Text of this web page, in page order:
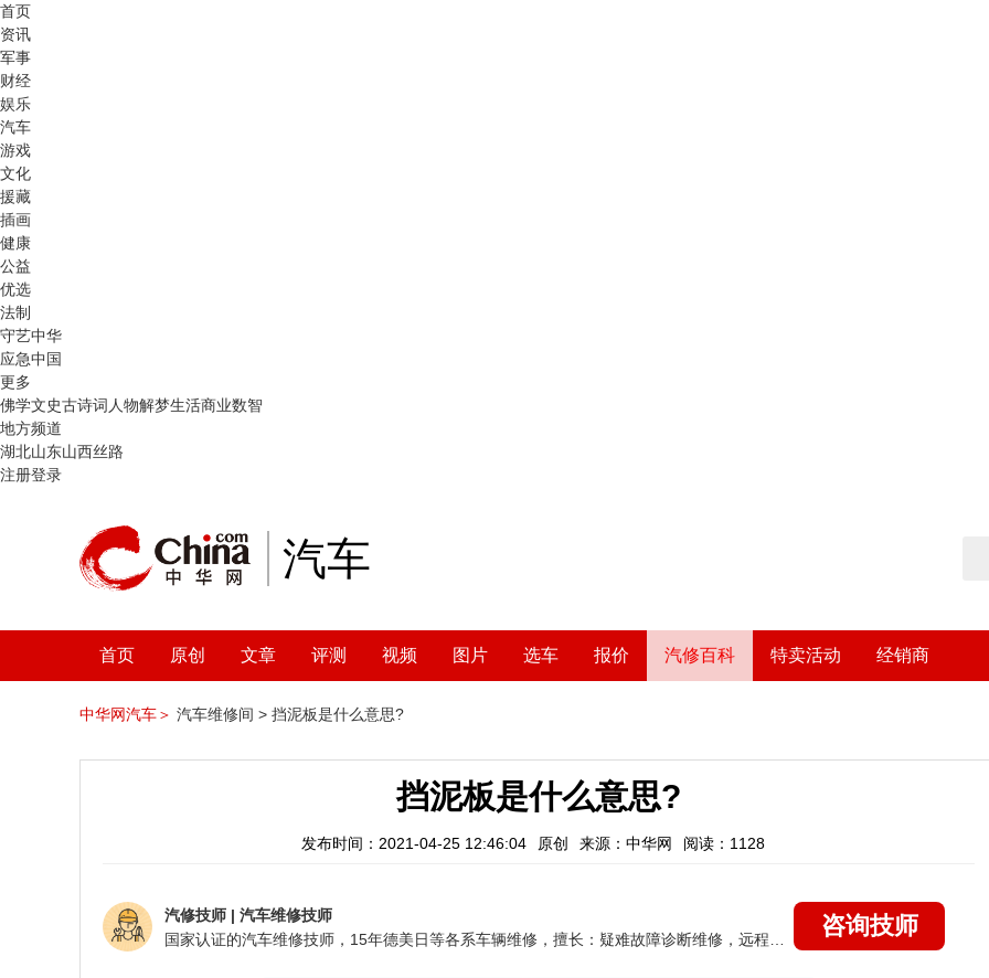
首页
资讯
军事
财经
娱乐
汽车
游戏
文化
援藏
插画
健康
公益
优选
法制
守艺中华
应急中国
更多
佛学文史古诗词 人物解梦生活商业数智
地方频道
湖北山东山西丝路
注册登录
汽车
首页 原创 文章 评测 视频 图片 选车 报价 汽修百科 特卖活动 经销商
中华网汽车＞ 汽车维修间 > 挡泥板是什么意思?
挡泥板是什么意思?
发布时间：2021-04-25 12:46:04 原创 来源：中华网 阅读：1128
汽修技师 | 汽车维修技师
咨询技师